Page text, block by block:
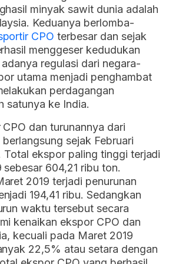
minyak sawit dunia adalah
Keduanya berlomba-
CPO terbesar dan sejak
menggeser kedudukan
regulasi dari negara-
utama menjadi penghambat
perdagangan
satunya ke India.
dan turunannya dari
sejak Februari
Total ekspor paling tinggi terjadi
sebesar 604,21 ribu ton.
2019 terjadi penurunan
194,41 ribu. Sedangkan
waktu tersebut secara
kenaikan ekspor CPO dan
kecuali pada Maret 2019
22,5% atau setara dengan